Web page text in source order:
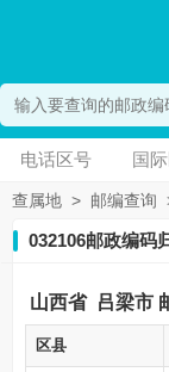
电话区号 国
查属地 > 邮编查询
032106邮政编码
山西省 吕梁市
区县